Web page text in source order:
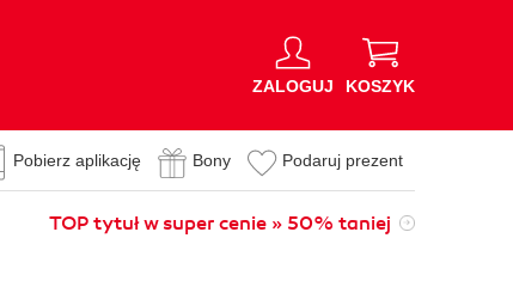
ZALOGUJ KOSZYK
Pobierz aplikację Bony Podaruj prezent
TOP tytuł w super cenie » 50% taniej